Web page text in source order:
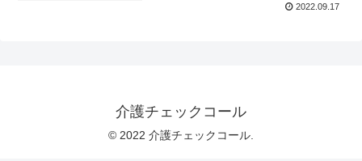
2022.09.17
介護チェックコール
© 2022 介護チェックコール.